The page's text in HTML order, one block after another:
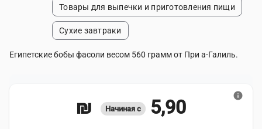
Товары для выпечки и приготовления пищи
Сухие завтраки
Египетские бобы фасоли весом 560 грамм от При а-Галиль.
Начиная с 5,90 ₪
info